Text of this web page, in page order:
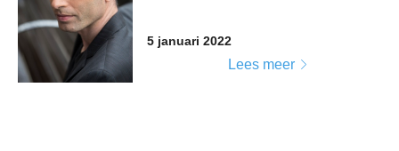
5 januari 2022
Lees meer